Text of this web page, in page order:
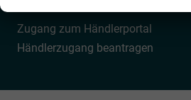
Zugang zum Händlerportal
Händlerzugang beantragen